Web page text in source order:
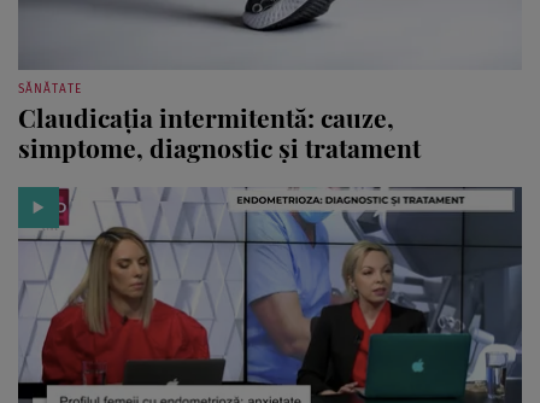
Claudicația intermitentă: cauze,
simptome, diagnostic și tratament